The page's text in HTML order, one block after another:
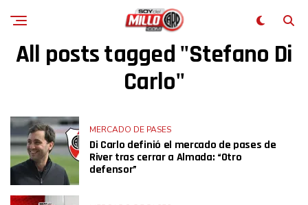
All posts tagged "Stefano Di
Carlo"
MERCADO DE PASES
Di Carlo definió el mercado de pases de
River tras cerrar a Almada: “Otro
defensor”